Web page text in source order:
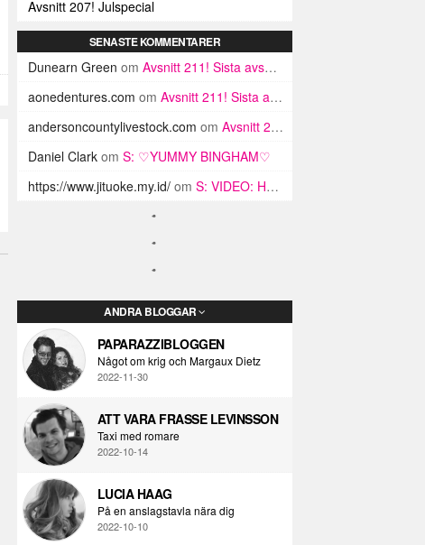
Avsnitt 207! Julspecial
SENASTE KOMMENTARER
Dunearn Green om Avsnitt 211! Sista avsnittet! HEJ DÅ! (Del 1 och 2)
aonedentures.com om Avsnitt 211! Sista avsnittet! HEJ DÅ! (Del 1 och 2)
andersoncountylivestock.com om Avsnitt 211! Sista avsnittet! HEJ DÅ! (Del 1 och 2)
Daniel Clark om S: ♡YUMMY BINGHAM♡
https://www.jituoke.my.id/ om S: VIDEO: HMSV – Vår Nivå (med Julia Spada)
ANDRA BLOGGAR
PAPARAZZIBLOGGEN
Något om krig och Margaux Dietz
2022-11-30
ATT VARA FRASSE LEVINSSON
Taxi med romare
2022-10-14
LUCIA HAAG
På en anslagstavla nära dig
2022-10-10